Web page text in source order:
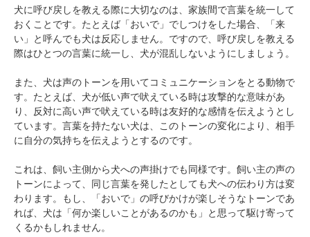
犬に呼び戻しを教える際に大切なのは、家族間で言葉を統一して
おくことです。たとえば「おいで」でしつけをした場合、「来
い」と呼んでも犬は反応しません。ですので、呼び戻しを教える
際はひとつの言葉に統一し、犬が混乱しないようにしましょう。
また、犬は声のトーンを用いてコミュニケーションをとる動物で
す。たとえば、犬が低い声で吠えている時は攻撃的な意味があ
り、反対に高い声で吠えている時は友好的な感情を伝えようとし
ています。言葉を持たない犬は、このトーンの変化により、相手
に自分の気持ちを伝えようとするのです。
これは、飼い主側から犬への声掛けでも同様です。飼い主の声の
トーンによって、同じ言葉を発したとしても犬への伝わり方は変
わります。もし、「おいで」の呼びかけが楽しそうなトーンであ
れば、犬は「何か楽しいことがあるのかも」と思って駆け寄って
くるかもしれません。